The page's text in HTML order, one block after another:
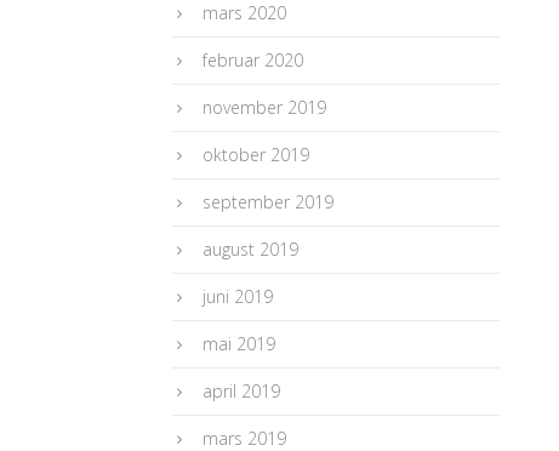
mars 2020
februar 2020
november 2019
oktober 2019
september 2019
august 2019
juni 2019
mai 2019
april 2019
mars 2019